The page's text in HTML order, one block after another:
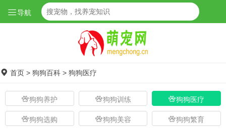
导航
首页 > 狗狗百科 > 狗狗医疗
狗狗养护 狗狗训练 狗狗医疗
狗狗选购 狗狗美容 狗狗繁育